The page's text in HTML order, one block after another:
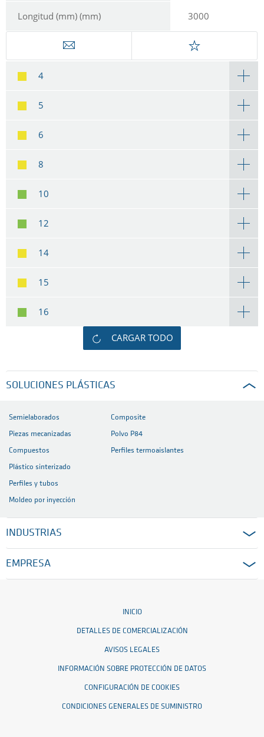
Longitud (mm) (mm) 3000
4
5
6
8
10
12
14
15
16
CARGAR TODO
SOLUCIONES PLÁSTICAS
Semielaborados
Piezas mecanizadas
Compuestos
Plástico sinterizado
Perfiles y tubos
Moldeo por inyección
Composite
Polvo P84
Perfiles termoaislantes
INDUSTRIAS
EMPRESA
INICIO
DETALLES DE COMERCIALIZACIÓN
AVISOS LEGALES
INFORMACIÓN SOBRE PROTECCIÓN DE DATOS
CONFIGURACIÓN DE COOKIES
CONDICIONES GENERALES DE SUMINISTRO